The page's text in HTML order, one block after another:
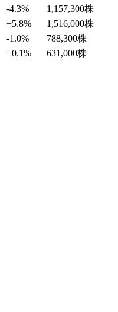
-4.3% 1,157,300株
+5.8% 1,516,000株
-1.0% 788,300株
+0.1% 631,000株